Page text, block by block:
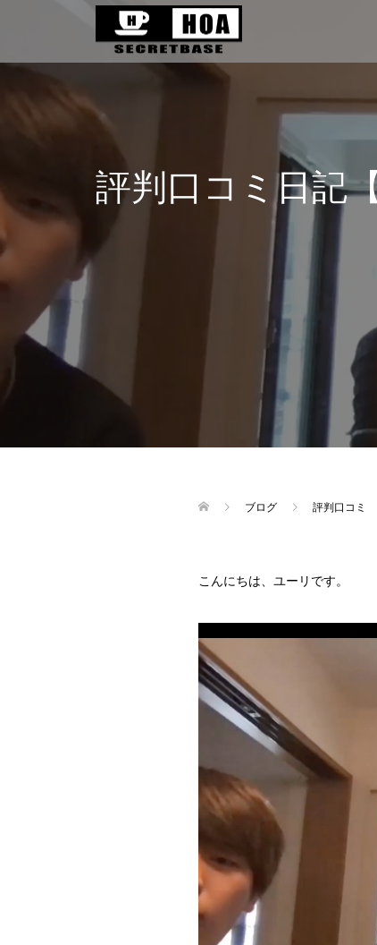
評判口コミ日記
ブログ 評判口コミ
こんにちは、ユーリです。